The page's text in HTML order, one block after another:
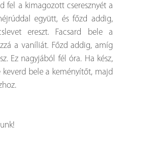
fel a kimagozott cseresznyét a
együtt, és főzd addig,
ereszt. Facsard bele a
a vaníliát. Főzd addig, amíg
Ez nagyjából fél óra. Ha kész,
bele a keményítőt, majd